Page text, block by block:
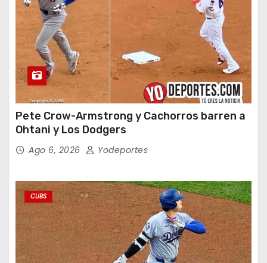
Pete Crow-Armstrong y Cachorros barren a
Ohtani y Los Dodgers
Ago 6, 2026 Yodeportes
CUBS